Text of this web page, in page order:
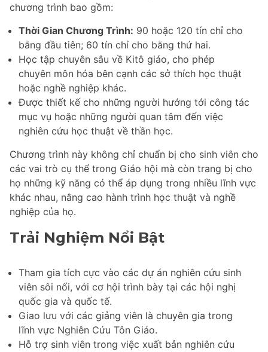
chương trình bao gồm:
Thời Gian Chương Trình: 90 hoặc 120 tín chỉ cho
bằng đầu tiên; 60 tín chỉ cho bằng thứ hai.
Học tập chuyên sâu về Kitô giáo, cho phép
chuyên môn hóa bên cạnh các sở thích học thuật
hoặc nghề nghiệp khác.
Được thiết kế cho những người hướng tới công tác
mục vụ hoặc những người quan tâm đến việc
nghiên cứu học thuật về thần học.
Chương trình này không chỉ chuẩn bị cho sinh viên cho
các vai trò cụ thể trong Giáo hội mà còn trang bị cho
họ những kỹ năng có thể áp dụng trong nhiều lĩnh vực
khác nhau, nâng cao hành trình học thuật và nghề
nghiệp của họ.
Trải Nghiệm Nổi Bật
Tham gia tích cực vào các dự án nghiên cứu sinh
viên sôi nổi, với cơ hội trình bày tại các hội nghị
quốc gia và quốc tế.
Giao lưu với các giảng viên là chuyên gia trong
lĩnh vực Nghiên Cứu Tôn Giáo.
Hỗ trợ sinh viên trong việc xuất bản nghiên cứu